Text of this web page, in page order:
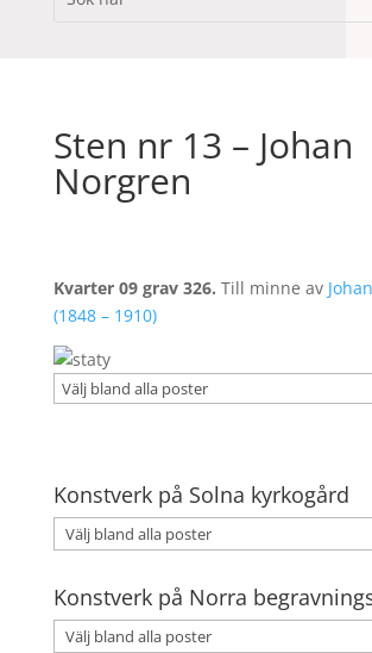
Sten nr 13 – Johan
Norgren
Kvarter 09 grav 326. Till minne av
(1848 – 1910)
Konstverk på Solna kyrkogård
Konstverk på Norra